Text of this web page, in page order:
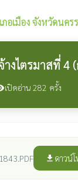
ภอเมือง จังหวัดนคร
งไตรมาสที่
เปิดอ่าน 282 ครั้ง
file_download ดาวน์